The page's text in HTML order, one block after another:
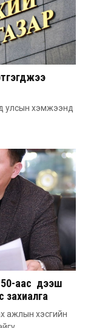
улсын хэмжээнд
50-аас дээш
захиалга
ажлын хэсгийн